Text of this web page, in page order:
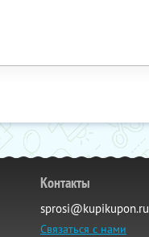
Контакты
sprosi@kupikupon.ru
Связаться с нами